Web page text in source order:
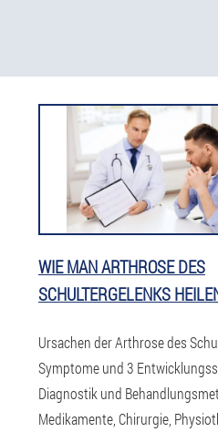
WIE MAN ARTHROSE DES
SCHULTERGELENKS
Ursachen der Arthrose des
Symptome und 3
Diagnostik und
Medikamente, Chirurgie,